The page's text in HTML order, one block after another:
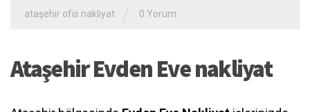
ataşehir ofis nakliyat 0 Yorum
Ataşehir Evden Eve nakliyat